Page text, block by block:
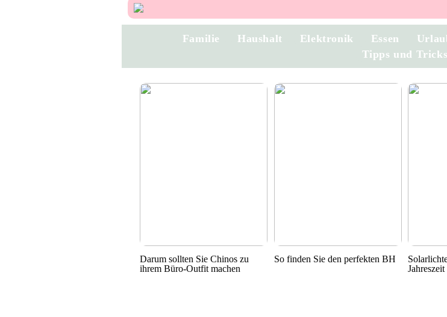
Familie Haushalt Elektronik Essen
Tipps und Tricks
Darum sollten Sie Chinos zu
ihrem Büro-Outfit machen
So finden Sie den perfekten BH
Jahreszeit